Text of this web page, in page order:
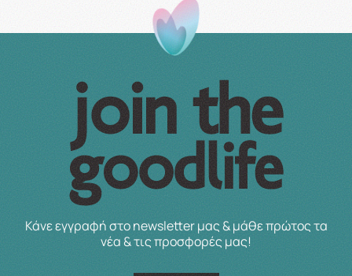
Κάνε εγγραφή στο newsletter μας & μάθε πρώτος τα
νέα & τις προσφορές μας!